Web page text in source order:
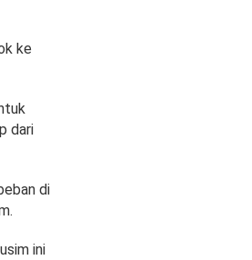
ke
dari
di
ini